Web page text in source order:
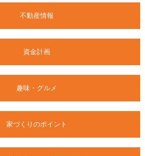
不動産情報
資金計画
趣味・グルメ
家づくりのポイント